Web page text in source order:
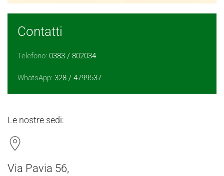
Contatti
Telefono: 0383 / 802034
WhatsApp: 328 / 4799537
Le nostre sedi:
Via Pavia 56,